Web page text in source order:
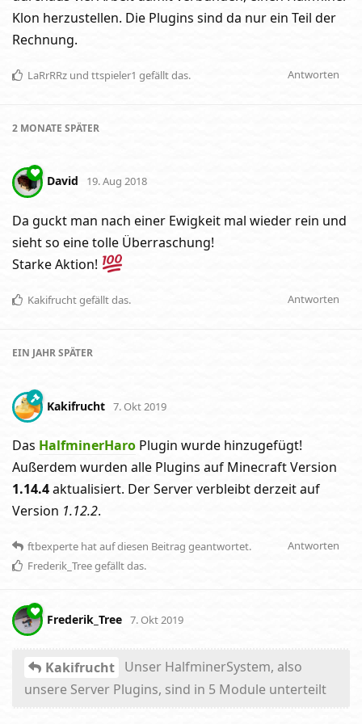
Klon herzustellen. Die Plugins sind da nur ein Teil der
Rechnung.
Antworten
LaRrRRz und ttspieler1 gefällt das.
2 MONATE SPÄTER
David 19. Aug 2018
Da guckt man nach einer Ewigkeit mal wieder rein und
sieht so eine tolle Überraschung!
Starke Aktion!
Antworten
Kakifruchtgefällt das.
EIN JAHRSPÄTER
Kakifrucht 7. Okt 2019
Das HalfminerHaro Plugin wurde hinzugefügt!
Außerdem wurden alle Plugins auf Minecraft Version
1.14.4aktualisiert. Der Server verbleibt derzeit auf
Version 1.12.2.
Antworten
ftbexperte hatauf diesen Beitrag geantwortet.
Frederik_Treegefällt das.
Frederik_Tree 7. Okt 2019
Kakifrucht Unser HalfminerSystem, also
unsere Server Plugins, sind in 5 Module unterteilt